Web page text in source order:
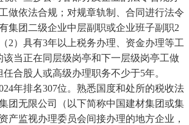
做依法合规；对规章轨制、合同进行法令
集团二级企业中层副职或企业班子副职2
2）具有3年以上税务办理、资金办理等工
该当正在同层级岗亭和下一层级岗亭工做
合股人或高级办理职务不少于5年。
年排名307位。熟悉国度和处所的税收法
团无限公司（以下简称中国建材集团或集
产监视办理委员会间接办理的地方企业，